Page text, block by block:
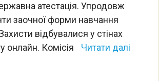
атестація. Упродовж
заочної форми навчання
відбувалися у стінах
онлайн. Комісія
Читати далі